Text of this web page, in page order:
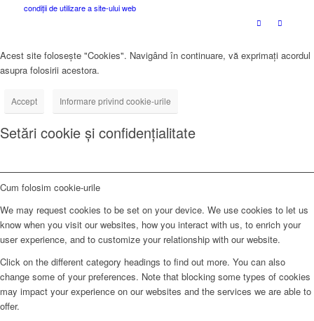
condiții de utilizare a site-ului web
Acest site folosește "Cookies". Navigând în continuare, vă exprimați acordul
asupra folosirii acestora.
Accept Informare privind cookie-urile
Setări cookie și confidențialitate
Cum folosim cookie-urile
We may request cookies to be set on your device. We use cookies to let us
know when you visit our websites, how you interact with us, to enrich your
user experience, and to customize your relationship with our website.
Click on the different category headings to find out more. You can also
change some of your preferences. Note that blocking some types of cookies
may impact your experience on our websites and the services we are able to
offer.